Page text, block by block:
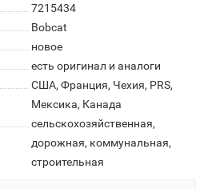
7215434
Bobcat
новое
есть оригинал и аналоги
США, Франция, Чехия, PRS,
Мексика, Канада
сельскохозяйственная,
дорожная, коммунальная,
строительная